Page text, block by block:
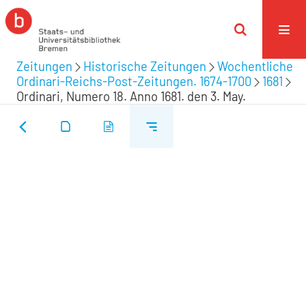
Zeitungen Historische Zeitungen
Wochentliche
Ordinari-Reichs-Post-Zeitungen. 1674-1700
1681
Ordinari, Numero 18. Anno 1681. den 3. May.